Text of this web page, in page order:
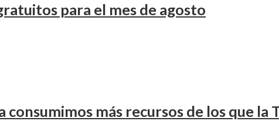
para el mes de agosto
más recursos de los que